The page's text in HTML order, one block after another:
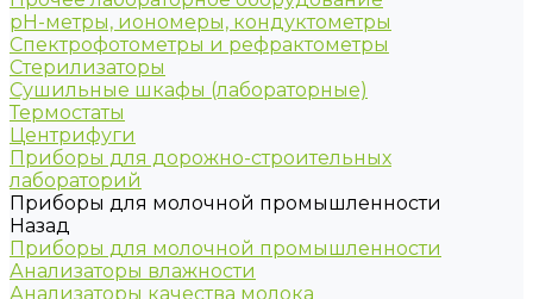
рН-метры, иономеры, кондуктометры
Спектрофотометры и рефрактометры
Стерилизаторы
Сушильные шкафы (лабораторные)
Термостаты
Центрифуги
Приборы для дорожно-строительных
лабораторий
Приборы для молочной промышленности
Назад
Приборы для молочной промышленности
Анализаторы влажности
Анализаторы качества молока